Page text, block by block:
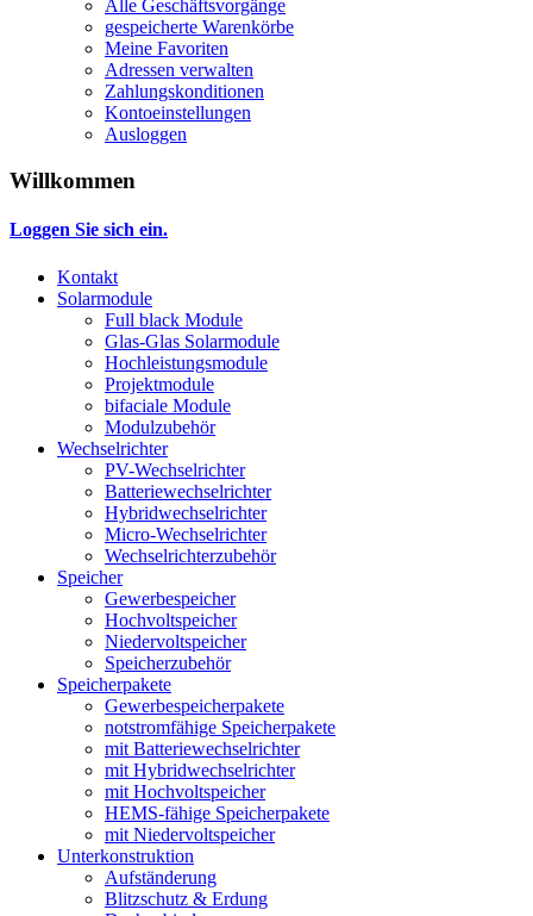
Alle Geschäftsvorgänge
gespeicherte Warenkörbe
Meine Favoriten
Adressen verwalten
Zahlungskonditionen
Kontoeinstellungen
Ausloggen
Willkommen
Loggen Sie sich ein.
Kontakt
Solarmodule
Full black Module
Glas-Glas Solarmodule
Hochleistungsmodule
Projektmodule
bifaciale Module
Modulzubehör
Wechselrichter
PV-Wechselrichter
Batteriewechselrichter
Hybridwechselrichter
Micro-Wechselrichter
Wechselrichterzubehör
Speicher
Gewerbespeicher
Hochvoltspeicher
Niedervoltspeicher
Speicherzubehör
Speicherpakete
Gewerbespeicherpakete
notstromfähige Speicherpakete
mit Batteriewechselrichter
mit Hybridwechselrichter
mit Hochvoltspeicher
HEMS-fähige Speicherpakete
mit Niedervoltspeicher
Unterkonstruktion
Aufständerung
Blitzschutz & Erdung